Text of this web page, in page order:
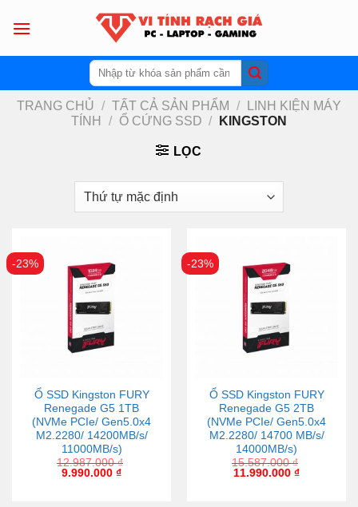
Tìm
kiếm:
TRANG CHỦ / TẤT CẢ SẢN PHẨM /
LINH KIỆN MÁY
TÍNH
/ Ổ CỨNG SSD / KINGSTON
LỌC
-23%
Ổ SSD Kingston FURY
Renegade G5 1TB
(NVMe PCIe/ Gen5.0x4
M2.2280/ 14200MB/s/
11000MB/s)
12.987.000₫
9.990.000 ₫
-23%
Ổ SSD Kingston FURY
Renegade G5 2TB
(NVMe PCIe/ Gen5.0x4
M2.2280/ 14700 MB/s/
14000MB/s)
15.587.000₫
11.990.000 ₫